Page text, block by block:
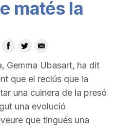
matés la
Gemma Ubasart, ha dit
que el reclús que la
una cuinera de la presó
una evolució
que tingués una